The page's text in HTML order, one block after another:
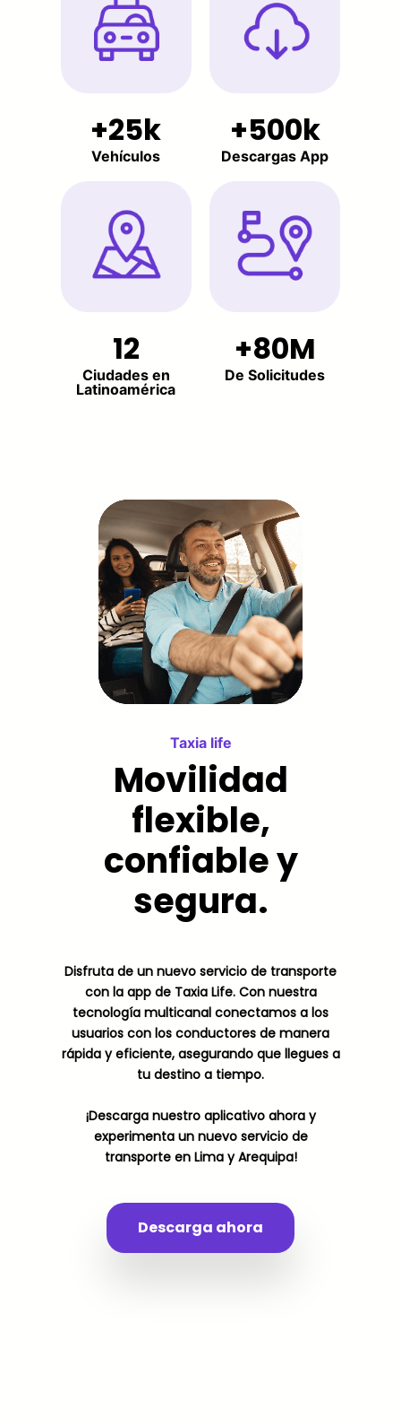
25k
Vehículos
500k
Descargas App
12
Ciudades en
Latinoamérica
80M
De Solicitudes
Taxia life
Movilidad
flexible,
confiable y
segura.
Disfruta de un nuevo servicio de transporte
con la app de Taxia Life. Con nuestra
tecnología multicanal conectamos a los
usuarios con los conductores de manera
rápida y eficiente, asegurando que llegues a
tu destino a tiempo.
¡Descarga nuestro aplicativo ahora y
experimenta un nuevo servicio de
transporte en Lima y Arequipa!
Descarga ahora